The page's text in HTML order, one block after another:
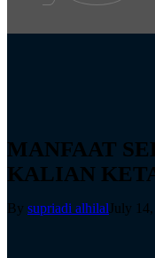
MANFAAT
KALIAN
By supriadi alhilal July